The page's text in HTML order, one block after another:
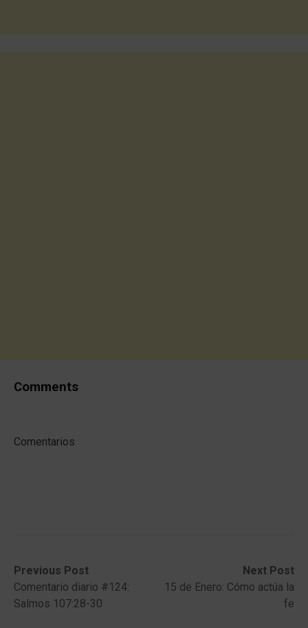
Comments
Comentarios
Post
navigation
Previous Post
Previous
post:Comentario diario #124:
Salmos 107:28-30
Next Post
Next
post:
15 de Enero: Cómo actúa la
fe